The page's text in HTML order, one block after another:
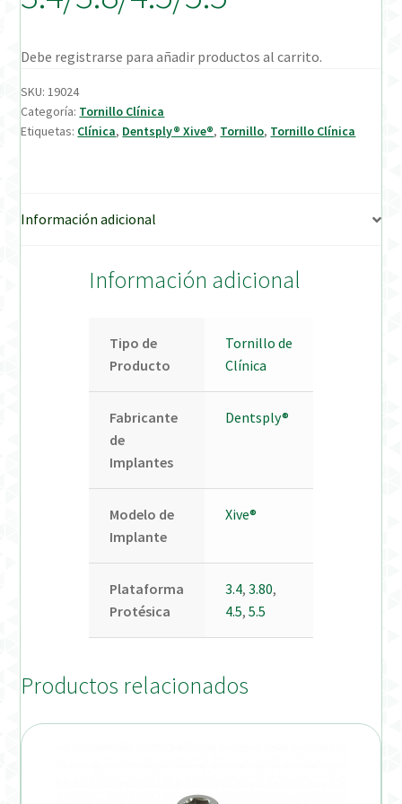
Welcome to DELTA Abutments | Tienda Online!
Debe registrarse para añadir productos al carrito.
SKU:19024
Categoría: Tornillo Clínica
Etiquetas: Clínica, Dentsply® Xive®, Tornillo, Tornillo Clínica
Información adicional
Información adicional
Tipo de
Producto
Tornillo de
Clínica
Fabricante
de
Implantes
Dentsply®
Modelo de
Implante
Xive®
Plataforma
Protésica
3.4, 3.80,
4.5, 5.5
Productos relacionados